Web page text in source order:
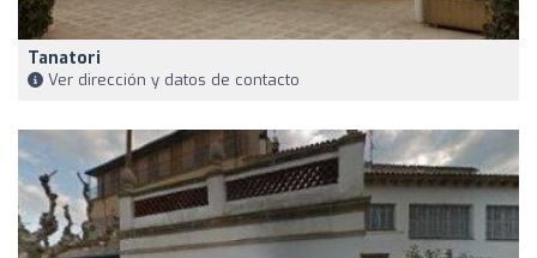
Tanatori
Ver dirección y datos de contacto